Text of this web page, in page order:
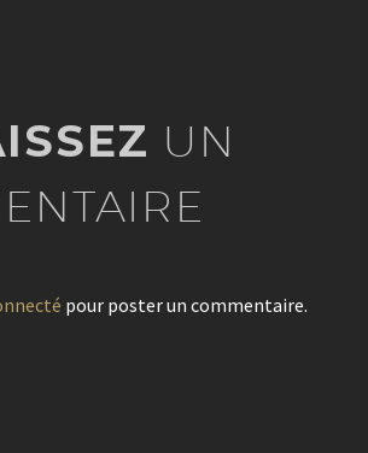
UN
pour poster un commentaire.